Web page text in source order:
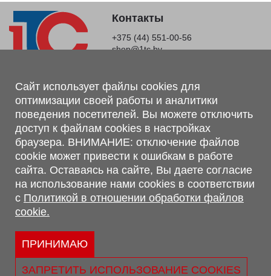
Контакты
+375 (44) 551-00-56
shop@1tc.by
Магазин, склад
г. Минск, Минский р-н, п. Привольный, ул. Мира, 20А,
223062
г. Брест, ул. Лейтенанта Рябцева, 108 В, 224701
Обращаем Ваше внимание, что вся предоставленная на сайте
информация, касающаяся комплектаций, технических
характеристик, цветовых сочетаний, а также стоимости и
сервисного обслуживания носит информационный характер и
не является публичной офертой, определяемой п.2 ст.407
Гражданского кодекса Республики Беларусь.
Политика обработки персональных данных
Политикой в отношении обработки файлов cookie.
Сайт использует файлы cookies для
оптимизации своей работы и аналитики
поведения посетителей. Вы можете отключить
доступ к файлам cookies в настройках
браузера. ВНИМАНИЕ: отключение файлов
cookie может привести к ошибкам в работе
сайта. Оставаясь на сайте, Вы даете согласие
на использование нами cookies в соответствии
с Политикой в отношении обработки файлов
cookie.
ПРИНИМАЮ
ЗАПРЕТИТЬ ИСПОЛЬЗОВАНИЕ COOKIES